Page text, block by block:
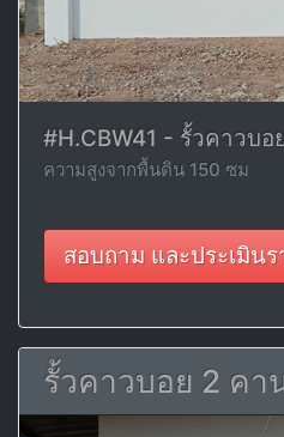
#H.CBW41 - รั้วคาวบ
ความสูงจากพื้นดิน 150 ซม
สอบถาม และประเมิน
รั้วคาวบอย 2 คา